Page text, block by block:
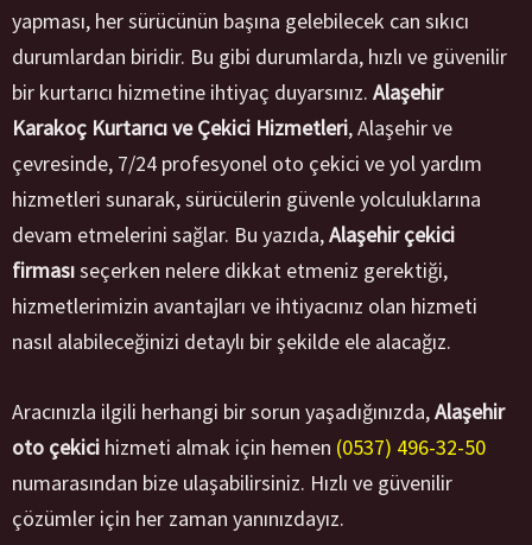
yapması, her sürücünün başına gelebilecek can sıkıcı
durumlardan biridir. Bu gibi durumlarda, hızlı ve güvenilir
bir kurtarıcı hizmetine ihtiyaç duyarsınız. Alaşehir
Karakoç Kurtarıcı ve Çekici Hizmetleri, Alaşehir ve
çevresinde, 7/24 profesyonel oto çekici ve yol yardım
hizmetleri sunarak, sürücülerin güvenle yolculuklarına
devam etmelerini sağlar. Bu yazıda,Alaşehir çekici
firmasıseçerken nelere dikkat etmeniz gerektiği,
hizmetlerimizin avantajları ve ihtiyacınız olan hizmeti
nasıl alabileceğinizi detaylı bir şekilde ele alacağız.
Aracınızla ilgili herhangi bir sorun yaşadığınızda,Alaşehir
oto çekici hizmeti almak için hemen (0537) 496-32-50
numarasından bize ulaşabilirsiniz. Hızlı ve güvenilir
çözümler için her zaman yanınızdayız.